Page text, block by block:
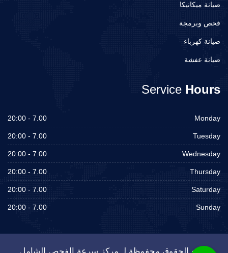
صيانة ميكانيكا
فحص وبرمجة
صيانة كهرباء
صيانة عفشة
Service Hours
Monday
7.00 - 20:00
Tuesday
7.00 - 20:00
Wednesday
7.00 - 20:00
Thursday
7.00 - 20:00
Saturday
7.00 - 20:00
Sunday
7.00 - 20:00